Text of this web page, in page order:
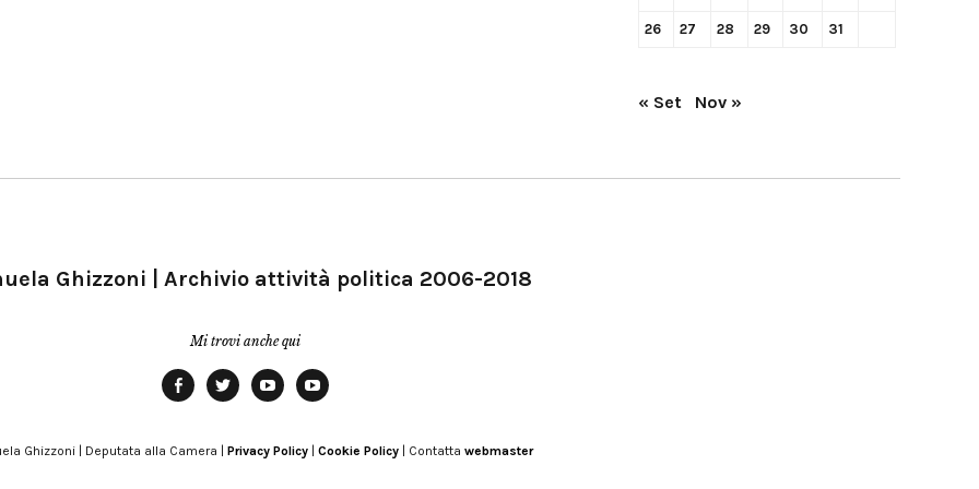
26 27 28 29 30 31
« Set Nov »
Ghizzoni | Archivio attività politica 2006-2018
Mi trovi anche qui
Modena
Ghizzoni | Deputata alla Camera | Privacy Policy Cookie Policy | Contatta webmaster